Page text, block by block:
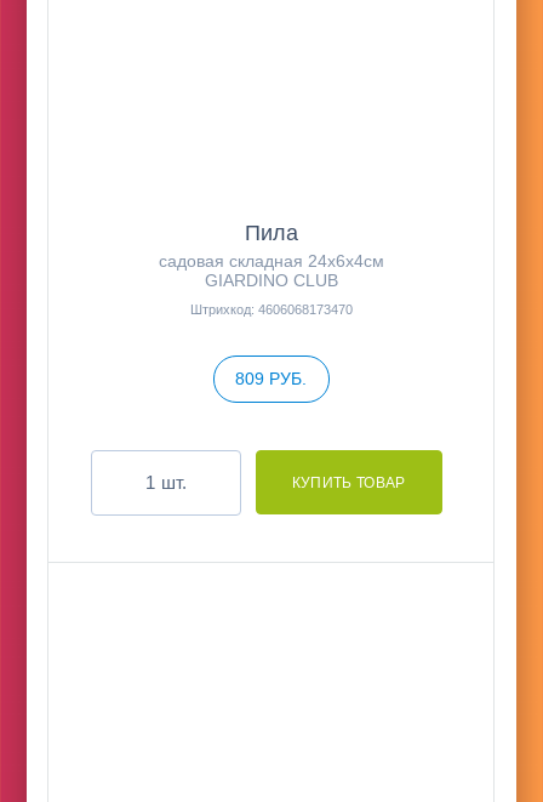
Пила
садовая складная 24х6х4см
GIARDINO CLUB
Штрихкод: 4606068173470
809 РУБ.
шт.